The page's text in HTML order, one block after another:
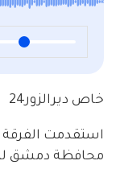
خاص ديرالزور24
استقدمت الفرقة
محافظة دمشق